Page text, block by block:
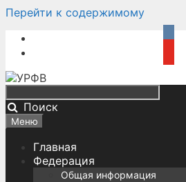
Перейти к содержимому
Поиск
Меню
Главная
Федерация
Общая информация